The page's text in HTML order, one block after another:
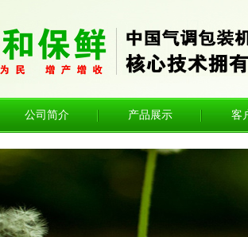
公司简介 产品展示 客